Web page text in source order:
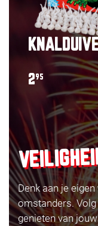
295
Denk aan je
omstanders.
genieten van